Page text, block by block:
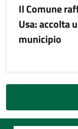
Il Comune
Usa: accolta
municipio